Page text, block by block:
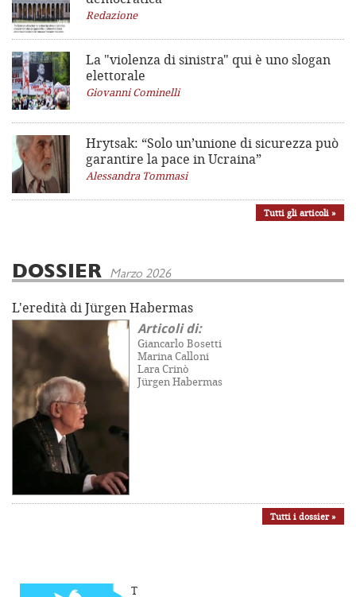
Redazione
La "violenza di sinistra" qui è uno slogan
elettorale
Giovanni Cominelli
Hrytsak: “Solo un’unione di sicurezza può
garantire la pace in Ucraina”
Alessandra Tommasi
Tutti gli articoli »
DOSSIER Marzo 2026
L'eredità di Jürgen Habermas
Articoli di:
Giancarlo Bosetti
Marina Calloni
Lara Crinò
Jürgen Habermas
Tutti i dossier »
T